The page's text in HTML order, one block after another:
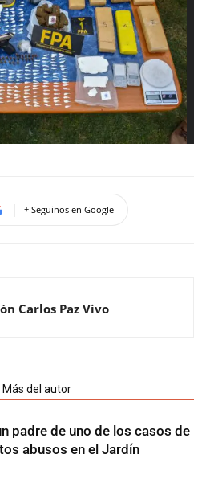
+ Seguinos en Google
Carlos Paz Vivo
Más del autor
padre de uno de los casos de
abusos en el Jardín